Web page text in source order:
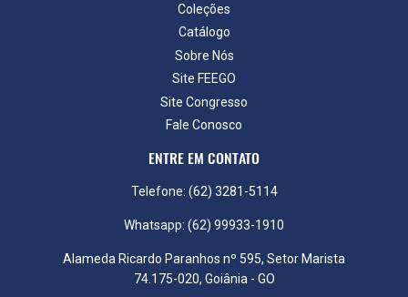
Coleções
Catálogo
Sobre Nós
Site FEEGO
Site Congresso
Fale Conosco
ENTRE EM CONTATO
Telefone: (62) 3281-5114
Whatsapp: (62) 99933-1910
Alameda Ricardo Paranhos nº 595, Setor Marista
74.175-020, Goiânia - GO